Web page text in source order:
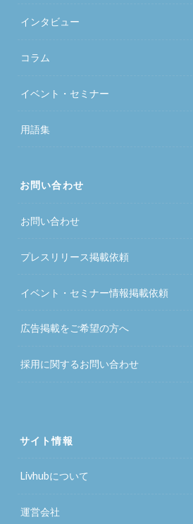
インタビュー
コラム
イベント・セミナー
用語集
お問い合わせ
お問い合わせ
プレスリリース掲載依頼
イベント・セミナー情報掲載依頼
広告掲載をご希望の方へ
採用に関するお問い合わせ
サイト情報
Livhubについて
運営会社